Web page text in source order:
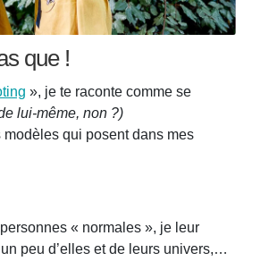
que !
», je te raconte comme se
lui-même, non ?)
qui posent dans mes
« normales », je leur
peu d’elles et de leurs univers,…